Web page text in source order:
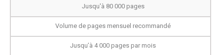
Jusqu'à 80 000 pages
Volume de pages mensuel recommandé
Jusqu’à 4 000 pages par mois